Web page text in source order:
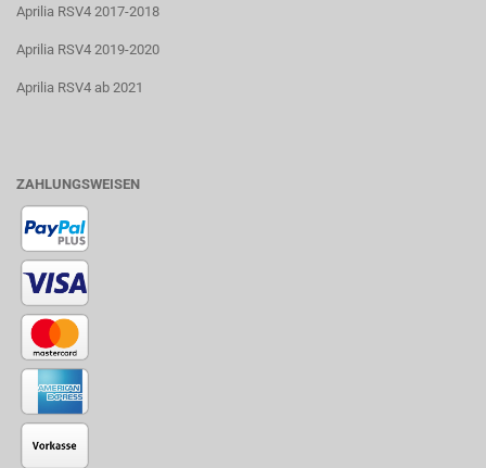
Aprilia RSV4 2017-2018
Aprilia RSV4 2019-2020
Aprilia RSV4 ab 2021
ZAHLUNGSWEISEN